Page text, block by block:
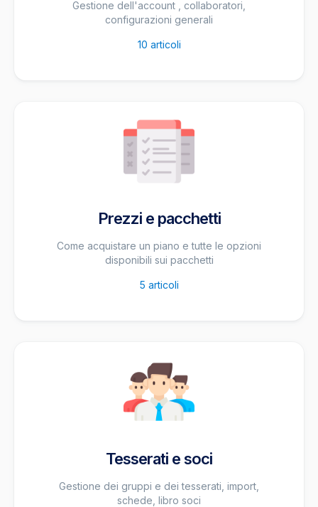
Gestione dell'account , collaboratori,
configurazioni generali
10 articoli
Prezzi e pacchetti
Come acquistare un piano e tutte le opzioni
disponibili sui pacchetti
5 articoli
Tesserati e soci
Gestione dei gruppi e dei tesserati, import,
schede, libro soci